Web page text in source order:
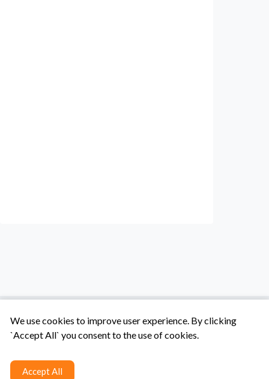
We use cookies to improve user experience. By clicking
`Accept All` you consent to the use of cookies.
Accept All